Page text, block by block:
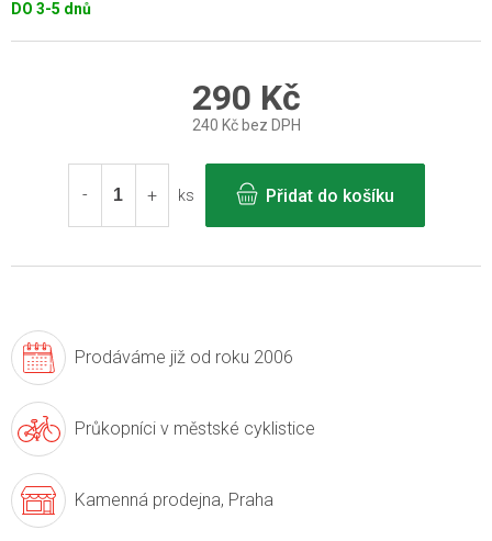
DO 3-5 dnů
290 Kč
240 Kč bez DPH
cena:
ks
Přidat do košíku
Prodáváme již od roku 2006
Průkopníci v městské cyklistice
Kamenná prodejna, Praha